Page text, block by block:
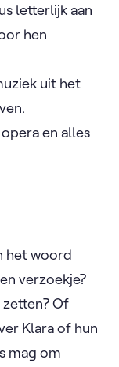
letterlijk aan
hen
uit het
en alles
het woord
verzoekje?
Of
Klara of hun
mag om